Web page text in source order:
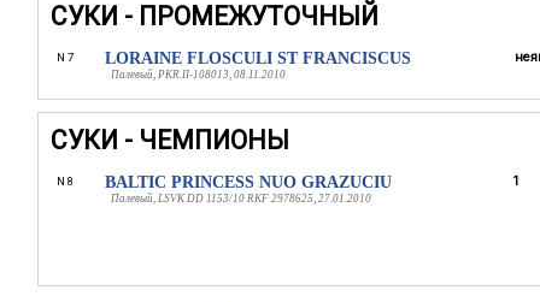
СУКИ - ПРОМЕЖУТОЧНЫЙ
N 7 LORAINE FLOSCULI ST FRANCISCUS
Палевый, PKR.II-108013, 08.11.2010
СУКИ - ЧЕМПИОНЫ
N 8 BALTIC PRINCESS NUO GRAZUCIU
Палевый, LSVK DD 1153/10 RKF 2978625, 27.01.2010
1